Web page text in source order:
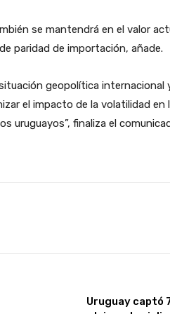
se mantendrá en el valor
paridad de importación, añade.
geopolítica internacional
el impacto de la volatilidad en
uruguayos”, finaliza el
Uruguay captó